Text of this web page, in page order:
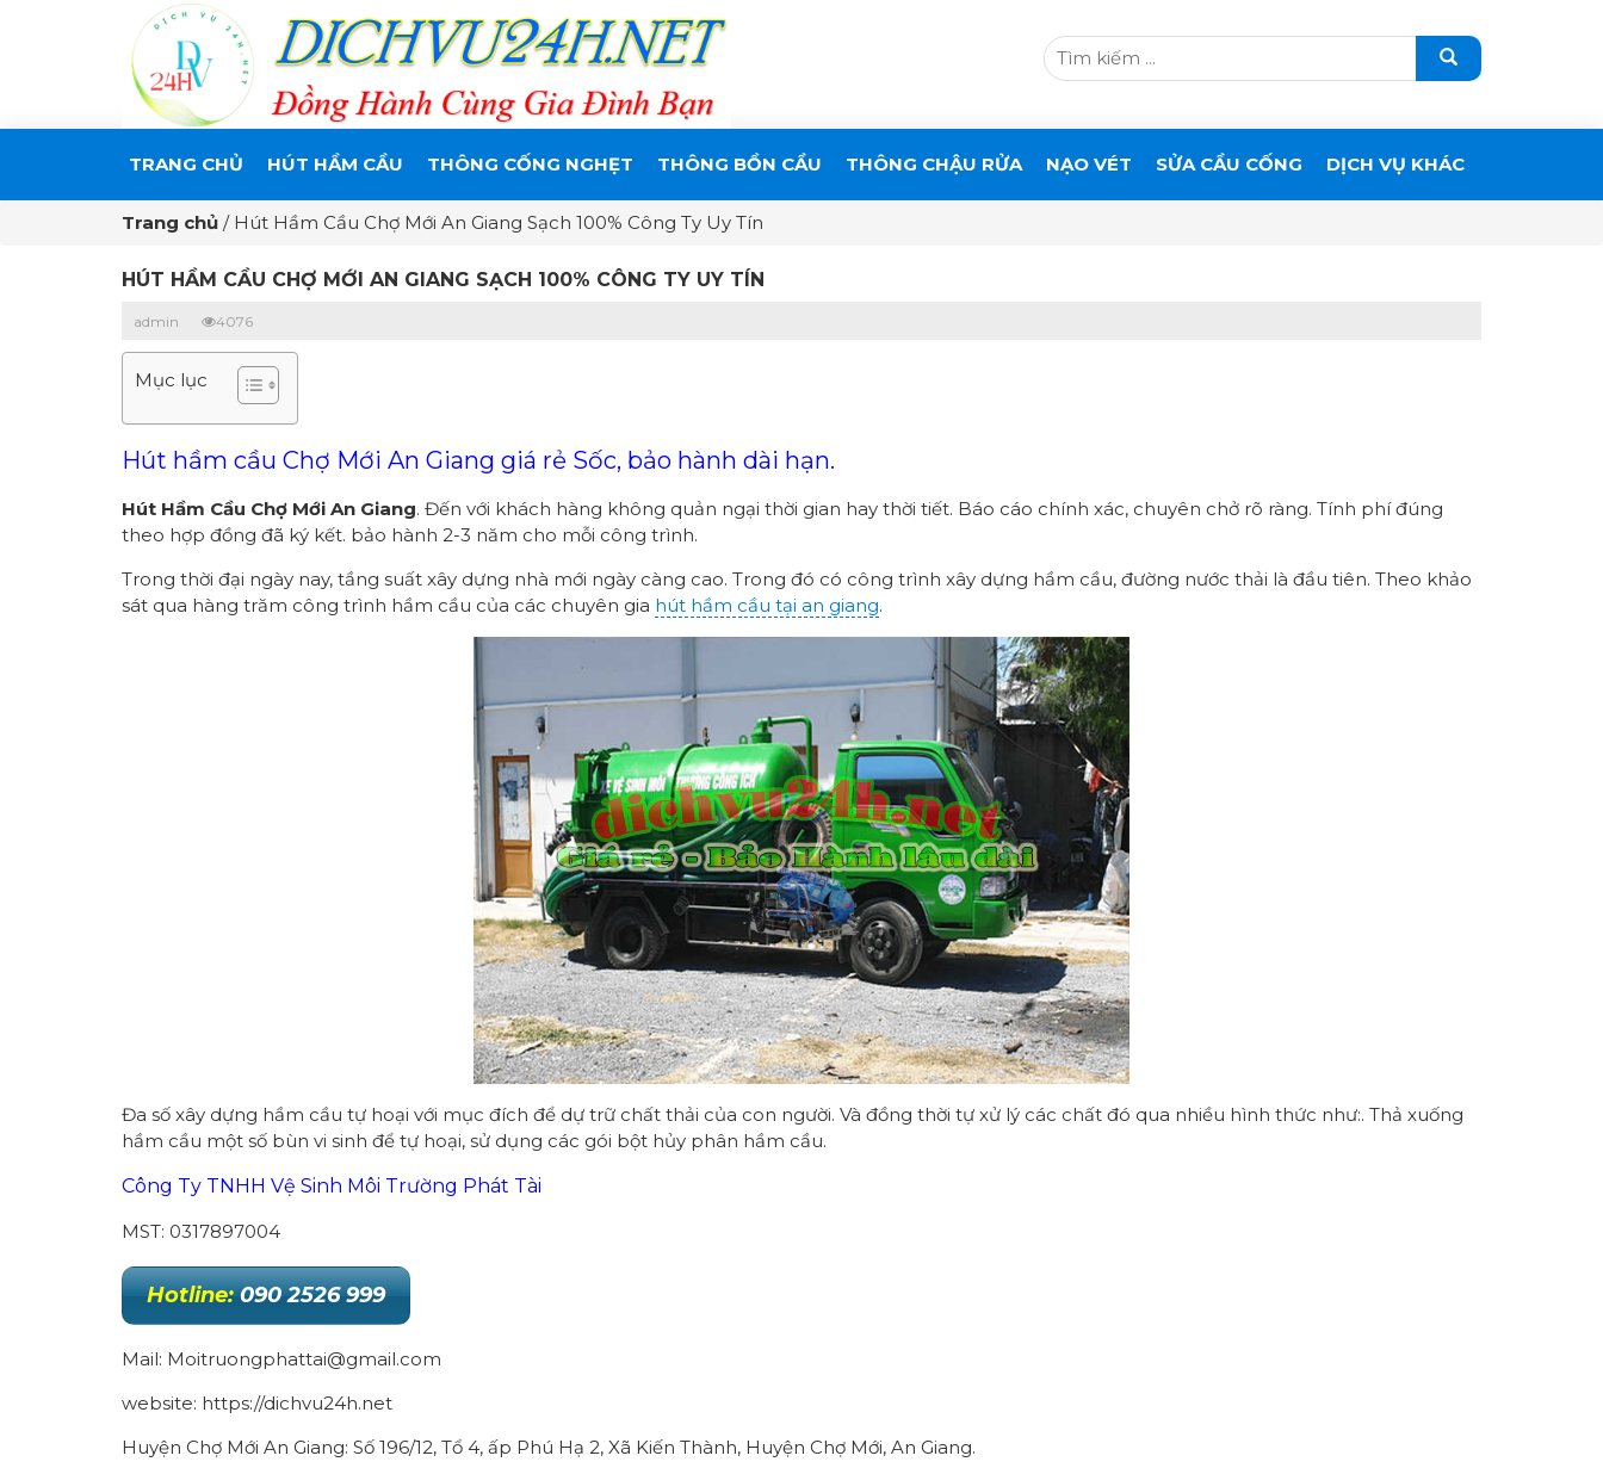
TRANG CHỦ HÚT HẦM CẦU THÔNG CỐNG NGHẸT THÔNG BỒN CẦU THÔNG CHẬU RỬA NẠO VÉT SỬA CẦU CỐNG DỊCH VỤ KHÁC
Trang chủ / Hút Hầm Cầu Chợ Mới An Giang Sạch 100% Công Ty Uy Tín
HÚT HẦM CẦU CHỢ MỚI AN GIANG SẠCH 100% CÔNG TY UY TÍN
admin 4076
Mục lục
Hút hầm cầu Chợ Mới An Giang giá rẻ Sốc, bảo hành dài hạn.
Hút Hầm Cầu Chợ Mới An Giang. Đến với khách hàng không quản ngại thời gian hay thời tiết. Báo cáo chính xác, chuyên chở rõ ràng. Tính phí đúng
theo hợp đồng đã ký kết. bảo hành 2-3 năm cho mỗi công trình.
Trong thời đại ngày nay, tầng suất xây dựng nhà mới ngày càng cao. Trong đó có công trình xây dựng hầm cầu, đường nước thải là đầu tiên. Theo khảo
sát qua hàng trăm công trình hầm cầu của các chuyên gia hút hầm cầu tại an giang.
Đa số xây dựng hầm cầu tự hoại với mục đích để dự trữ chất thải của con người. Và đồng thời tự xử lý các chất đó qua nhiều hình thức như:. Thả xuống
hầm cầu một số bùn vi sinh để tự hoại, sử dụng các gói bột hủy phân hầm cầu.
Công Ty TNHH Vệ Sinh Môi Trường Phát Tài
MST: 0317897004
Hotline: 090 2526 999
Mail: Moitruongphattai@gmail.com
website: https://dichvu24h.net
Huyện Chợ Mới An Giang: Số 196/12, Tổ 4, ấp Phú Hạ 2, Xã Kiến Thành, Huyện Chợ Mới, An Giang.